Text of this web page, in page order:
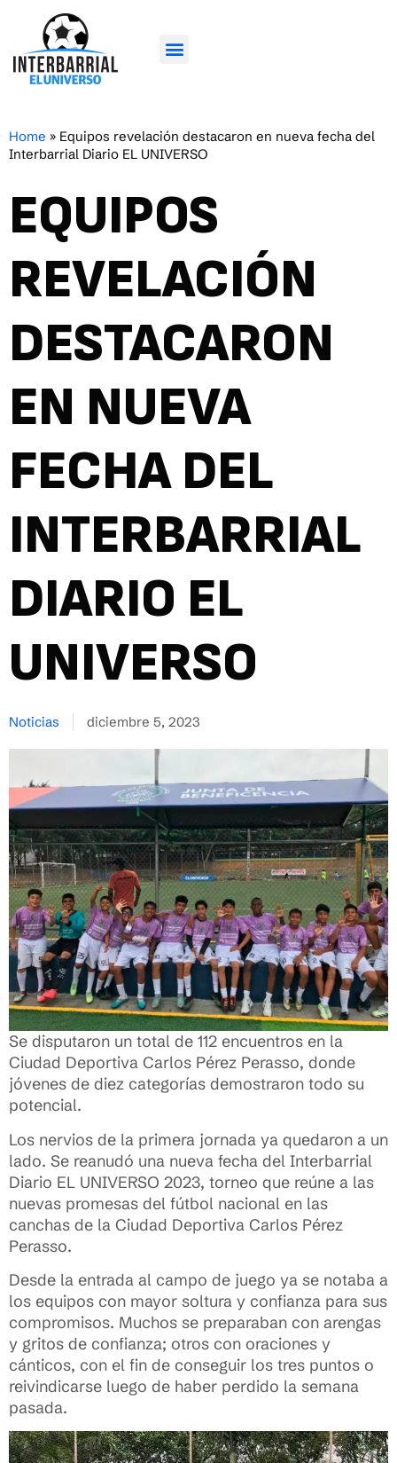
Home » Equipos revelación destacaron en nueva fecha del
Interbarrial Diario EL UNIVERSO
EQUIPOS
REVELACIÓN
DESTACARON
EN NUEVA
FECHA DEL
INTERBARRIAL
DIARIO EL
UNIVERSO
Noticias diciembre 5, 2023
Se disputaron un total de 112 encuentros en la
Ciudad Deportiva Carlos Pérez Perasso, donde
jóvenes de diez categorías demostraron todo su
potencial.
Los nervios de la primera jornada ya quedaron a un
lado. Se reanudó una nueva fecha del Interbarrial
Diario EL UNIVERSO 2023, torneo que reúne a las
nuevas promesas del fútbol nacional en las
canchas de la Ciudad Deportiva Carlos Pérez
Perasso.
Desde la entrada al campo de juego ya se notaba a
los equipos con mayor soltura y confianza para sus
compromisos. Muchos se preparaban con arengas
y gritos de confianza; otros con oraciones y
cánticos, con el fin de conseguir los tres puntos o
reivindicarse luego de haber perdido la semana
pasada.